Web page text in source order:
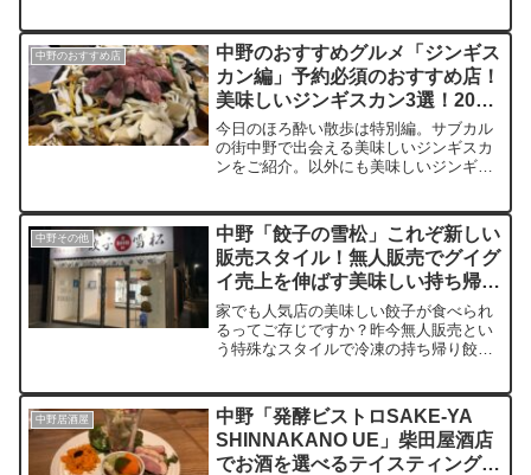
タレでラム肉は岩塩で食べるのが筆者の
オススメ。そして〆はつけ麺！ラム肉の
脂がたっぷり染み出したつけタレに麺を
ダイブさせれば至福の時が始まる！
中野のおすすめ店
中野のおすすめグルメ「ジンギス
カン編」予約必須のおすすめ店！
美味しいジンギスカン3選！2023
年版
今日のほろ酔い散歩は特別編。サブカル
の街中野で出会える美味しいジンギスカ
ンをご紹介。以外にも美味しいジンギス
い絶品のラムを頬張る至福の時間。ブロ
ードウェイ商店街に遊びに来た際に、必
ず覗いていって欲しい師玉の1ページ。
中野その他
中野「餃子の雪松」これぞ新しい
販売スタイル！無人販売でグイグ
イ売上を伸ばす美味しい持ち帰り
冷凍餃子！
家でも人気店の美味しい餃子が食べられ
るってご存じですか？昨今無人販売とい
う特殊なスタイルで冷凍の持ち帰り餃子
っくりしましたが、改めて平和な日本を
再認識。野菜を大量に使った餃子はとっ
ても食べやすく、無限に食べれそうな食
感。ビールにもピッタリでおすすめ
中野居酒屋
中野「発酵ビストロSAKE-YA
SHINNAKANO UE」柴田屋酒店
でお酒を選べるテイスティングバ